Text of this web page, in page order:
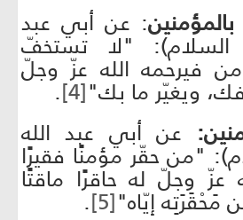
: عن أبي عبد
السلام): "لا تستخفّ
فيرحمه الله عزّ وجلّ
ويغيّر ما بك"[4]
.
عن أبي عبد الله
"من حقّر مؤمنًا فقيرًا
عزّ وجلّ له حاقرًا ماقتًا
مَحْقَرَتِه إيّاه"[5]
.